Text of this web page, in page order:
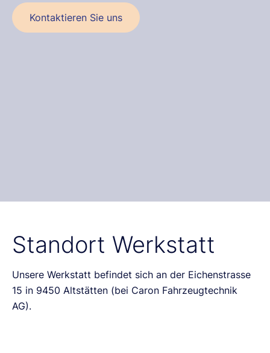
Kontaktieren Sie uns
Standort Werkstatt
Unsere Werkstatt befindet sich an der Eichenstrasse
15 in 9450 Altstätten (bei Caron Fahrzeugtechnik
AG).